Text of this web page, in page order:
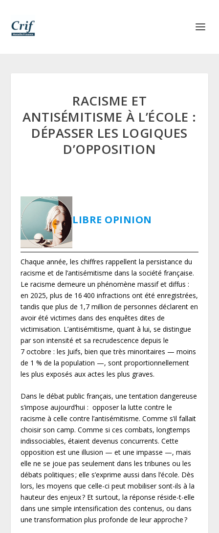
RACISME ET
ANTISÉMITISME À L’ÉCOLE :
DÉPASSER LES LOGIQUES
D’OPPOSITION
LIBRE OPINION
Chaque année, les chiffres rappellent la persistance du
racisme et de l’antisémitisme dans la société française.
Le racisme demeure un phénomène massif et diffus :
en 2025, plus de 16 400 infractions ont été enregistrées,
tandis que plus de 1,7 million de personnes déclarent en
avoir été victimes dans des enquêtes dites de
victimisation. L’antisémitisme, quant à lui, se distingue
par son intensité et sa recrudescence depuis le
7 octobre : les Juifs, bien que très minoritaires — moins
de 1 % de la population —, sont proportionnellement
les plus exposés aux actes les plus graves.
Dans le débat public français, une tentation dangereuse
s’impose aujourd’hui : opposer la lutte contre le
racisme à celle contre l’antisémitisme. Comme s’il fallait
choisir son camp. Comme si ces combats, longtemps
indissociables, étaient devenus concurrents. Cette
opposition est une illusion — et une impasse —, mais
elle ne se joue pas seulement dans les tribunes ou les
débats politiques ; elle s’exprime aussi dans l’école. Dès
lors, les moyens que celle-ci peut mobiliser sont-ils à la
hauteur des enjeux ? Et surtout, la réponse réside-t-elle
dans une simple intensification des contenus, ou dans
une transformation plus profonde de leur approche ?